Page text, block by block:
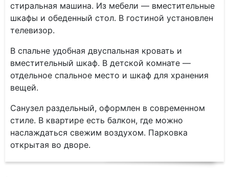
стиральная машина. Из мебели — вместительные
шкафы и обеденный стол. В гостиной установлен
телевизор.
В спальне удобная двуспальная кровать и
вместительный шкаф. В детской комнате —
отдельное спальное место и шкаф для хранения
вещей.
Санузел раздельный, оформлен в современном
стиле. В квартире есть балкон, где можно
наслаждаться свежим воздухом. Парковка
открытая во дворе.